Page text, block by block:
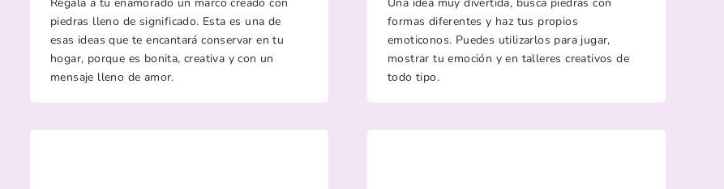
piedras lleno de significado. Esta es una de
esas ideas que te encantará conservar en tu
hogar, porque es bonita, creativa y con un
mensaje lleno de amor.
formas diferentes y haz tus propios
emoticonos. Puedes utilizarlos para jugar,
mostrar tu emoción y en talleres creativos de
todo tipo.